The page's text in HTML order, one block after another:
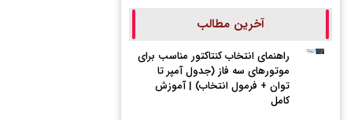
آخرین مطالب
راهنمای انتخاب کنتاکتور مناسب برای
موتورهای سه فاز (جدول آمپر تا
توان + فرمول انتخاب) | آموزش
کامل